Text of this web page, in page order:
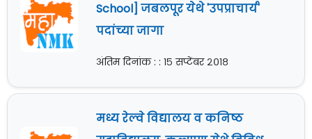
School] जबलपूर येथे 'उपप्राचार्य'
पदांच्या जागा
अंतिम दिनांक : : १५ सप्टेंबर २०१८
मध्य रेल्वे विद्यालय व कनिष्ठ